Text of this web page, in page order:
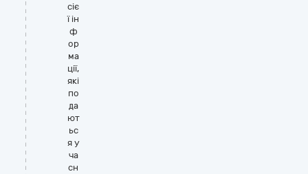
сіє
ї ін
ф
ор
ма
ції,
які
по
да
ют
ьс
я у
ча
сн